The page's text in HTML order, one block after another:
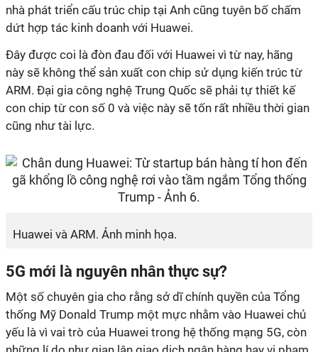
nhà phát triển cấu trúc chip tại Anh cũng tuyên bố chấm
dứt hợp tác kinh doanh với Huawei.
Đây được coi là đòn đau đối với Huawei vì từ nay, hãng
này sẽ không thể sản xuất con chip sử dụng kiến trúc từ
ARM. Đại gia công nghệ Trung Quốc sẽ phải tự thiết kế
con chip từ con số 0 và việc này sẽ tốn rất nhiều thời gian
cũng như tài lực.
Huawei và ARM. Ảnh minh họa.
5G mới là nguyên nhân thực sự?
Một số chuyên gia cho rằng sở dĩ chính quyền của Tổng
thống Mỹ Donald Trump một mực nhằm vào Huawei chủ
yếu là vì vai trò của Huawei trong hệ thống mạng 5G, còn